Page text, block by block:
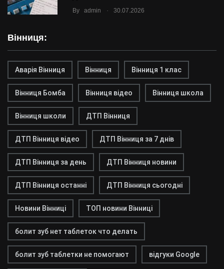
By admin . 30.07.2026
Вінниця:
Аварія Вінниця Вінниця Вінниця 1 клас
Вінниця Бомба Вінниця відео Вінниця школа
Вінниця школи ДТП Вінниця
ДТП Вінниця відео ДТП Вінниця за 7 днів
ДТП Вінниця за день ДТП Вінниця новини
ДТП Вінниця останні ДТП Вінниця сьогодні
Новини Вінниці ТОП новини Вінниці
болит зуб нет таблеток что делать
болит зуб таблетки не помогают відгуки Google